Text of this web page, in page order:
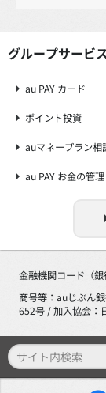
グループサービ
au PAY カード
ポイント投資
auマネープラン相
au PAY お金の管理
金融機関コード（
商号等：auじぶん銀行株式会社 / 登録金融
652号 / 加入